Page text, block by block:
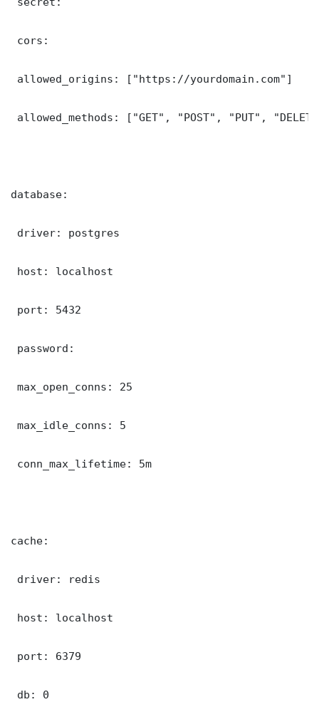
cors:
allowed_origins: ["https://yourdomain.com"]
allowed_methods: ["GET", "POST", "PUT",
database:
driver: postgres
host: localhost
port: 5432
password:
max_open_conns: 25
max_idle_conns: 5
conn_max_lifetime: 5m
cache:
driver: redis
host: localhost
port: 6379
db: 0